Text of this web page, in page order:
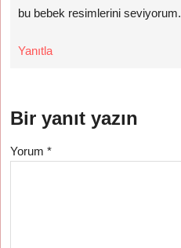
bu bebek resimlerini seviyorum.
Yanıtla
Bir yanıt yazın
Yorum*